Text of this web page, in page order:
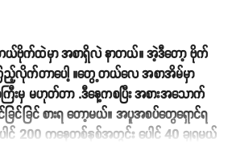
ယ်ဗိုက်ထဲမှာ အစာရှိလဲ နာတယ်။ အဲ့ဒီတော့ ဗိုက်
ည့်လိုက်တာပေါ့ ။တွေ့တယ်လေ အစာအိမ်မှာ
းမှ မဟုတ်တာ .ဒီနေ့ကစပြီး အစားအသောက်
င်ခြင် စားရ တော့မယ်။ အပူအစပ်တွေရှောင်ရ
200 ကနေတစ်နှစ်အတွင်း ပေါင် 40 ချရမယ်